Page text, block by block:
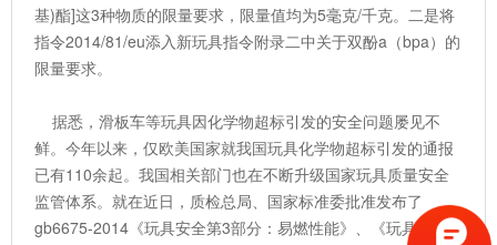
基)酯]这3种物质的限量要求，限量值均为5毫克/千克。二是将
指令2014/81/eu添入新玩具指令附录二中关于双酚a（bpa）的
限量要求。
据悉，滑板车等玩具因化学物超标引发的安全问题屡见不
鲜。今年以来，仅欧美国家就我国玩具化学物超标引发的通报
已有110余起。我国相关部门也在不断升级国家玩具质量安全
监管体系。就在近日，质检总局、国家标准委批准发布了
gb6675-2014《玩具安全第3部分：易燃性能》、《玩具安全